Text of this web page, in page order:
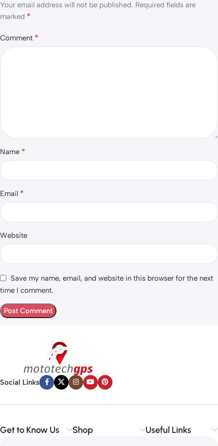
Your email address will not be published. Required fields are
marked *
Comment *
Name *
Email *
Website
Save my name, email, and website in this browser for the next
time I comment.
Social Links
Get to Know Us Shop Useful Links